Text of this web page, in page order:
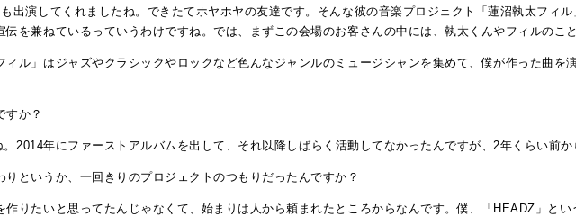
出演してくれましたね。できたてホヤホヤの友達です。そんな彼の音楽プロジェクト「蓮沼執太フィ
を兼ねているっていうわけですね。では、まずこの会場のお客さんの中には、執太くんやフィルのこ
ル」はジャズやクラシックやロックなど色んなジャンルのミュージシャンを集めて、僕が作った曲
すか？
2014年にファーストアルバムを出して、それ以降しばらく活動してなかったんですが、2年くらい前か
というか、一回きりのプロジェクトのつもりだったんですか？
作りたいと思ってたんじゃなくて、始まりは人から頼まれたところからなんです。僕、「HEADZ」と